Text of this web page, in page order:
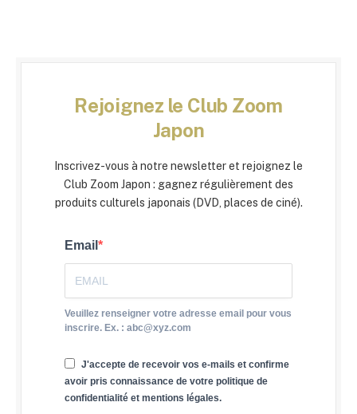
Rejoignez le Club Zoom
Japon
Inscrivez-vous à notre newsletter et rejoignez le
Club Zoom Japon : gagnez régulièrement des
produits culturels japonais (DVD, places de ciné).
Email
Veuillez renseigner votre adresse email pour vous
inscrire. Ex. : abc@xyz.com
J'accepte de recevoir vos e-mails et confirme
avoir pris connaissance de votre politique de
confidentialité et mentions légales.